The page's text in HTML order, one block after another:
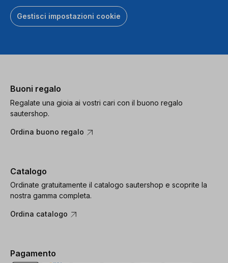
powered
by
Usercentrics
Gestisci impostazioni cookie
Buoni regalo
Regalate una gioia ai vostri cari con il buono regalo
sautershop.
Ordina buono regalo
Catalogo
Ordinate gratuitamente il catalogo sautershop e scoprite la
nostra gamma completa.
Ordina catalogo
Pagamento